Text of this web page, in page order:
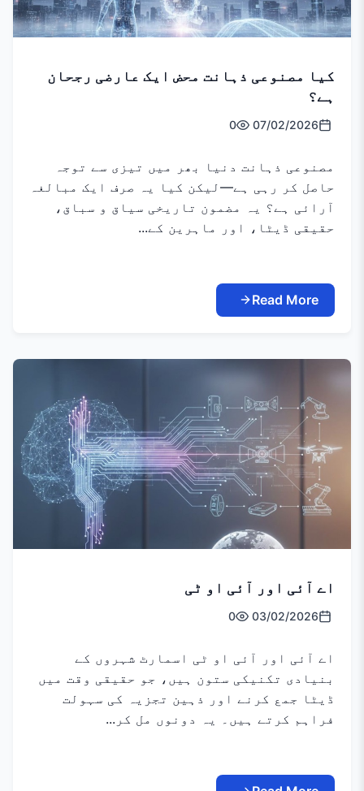
کیا مصنوعی ذہانت محض ایک عارضی رجحان
ہے؟
07/02/2026
0
مصنوعی ذہانت دنیا بھر میں تیزی سے توجہ
حاصل کر رہی ہے—لیکن کیا یہ صرف ایک مبالغہ
آرائی ہے؟ یہ مضمون تاریخی سیاق و سباق،
حقیقی ڈیٹا، اور ماہرین کے...
Read More
اے آئی اور آئی او ٹی
03/02/2026
0
اے آئی اور آئی او ٹی اسمارٹ شہروں کے
بنیادی تکنیکی ستون ہیں، جو حقیقی وقت میں
ڈیٹا جمع کرنے اور ذہین تجزیہ کی سہولت
فراہم کرتے ہیں۔ یہ دونوں مل کر...